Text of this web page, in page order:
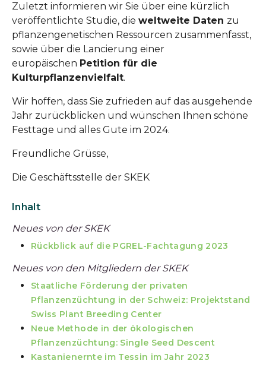
Zuletzt informieren wir Sie über eine kürzlich
veröffentlichte Studie, die weltweite Daten zu
pflanzengenetischen Ressourcen zusammenfasst,
sowie über die Lancierung einer
europäischen Petition für die
Kulturpflanzenvielfalt.
Wir hoffen, dass Sie zufrieden auf das ausgehende
Jahr zurückblicken und wünschen Ihnen schöne
Festtage und alles Gute im 2024.
Freundliche Grüsse,
Die Geschäftsstelle der SKEK
Inhalt
Neues von der SKEK
Rückblick auf die PGREL-Fachtagung 2023
Neues von den Mitgliedern der SKEK
Staatliche Förderung der privaten
Pflanzenzüchtung in der Schweiz: Projektstand
Swiss Plant Breeding Center
Neue Methode in der ökologischen
Pflanzenzüchtung: Single Seed Descent
Kastanienernte im Tessin im Jahr 2023